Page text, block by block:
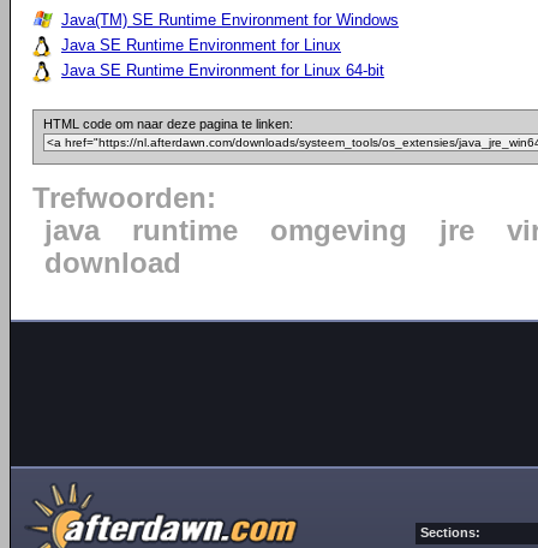
Java(TM) SE Runtime Environment for Windows
Java SE Runtime Environment for Linux
Java SE Runtime Environment for Linux 64-bit
HTML code om naar deze pagina te linken:
Trefwoorden:
java
runtime omgeving jre
download
Sections: